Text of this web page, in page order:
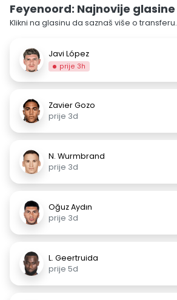
Feyenoord: Najnovije glasine
Klikni na glasinu da saznaš više o transferu.
Javi López
prije 3h
Zavier Gozo
prije 3d
N. Wurmbrand
prije 3d
Oğuz Aydın
prije 3d
L. Geertruida
prije 5d